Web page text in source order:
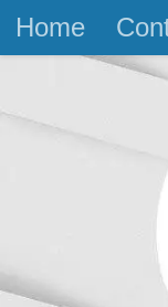
Skip to
Home